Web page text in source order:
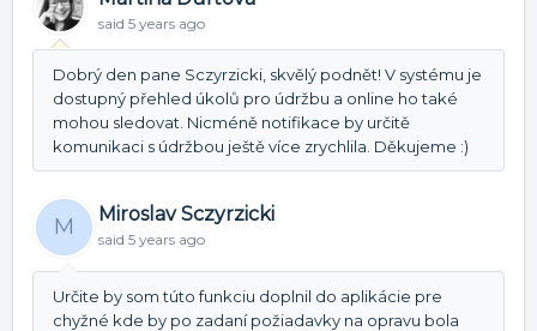
said 5 years ago
Dobrý den pane Sczyrzicki, skvělý podnět! V systému je
dostupný přehled úkolů pro údržbu a online ho také
mohou sledovat. Nicméně notifikace by určitě
komunikaci s údržbou ještě více zrychlila. Děkujeme :)
M Miroslav Sczyrzicki
said 5 years ago
Určite by som túto funkciu doplnil do aplikácie pre
chyžné kde by po zadaní požiadavky na opravu bola